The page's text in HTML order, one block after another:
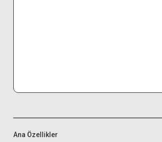
Ana Özellikler